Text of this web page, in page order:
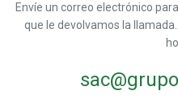
Envíe un correo electrónico
que le devolvamos la